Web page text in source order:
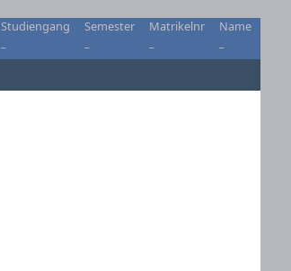
Name
Matrikelnr
Semester
Studiengang